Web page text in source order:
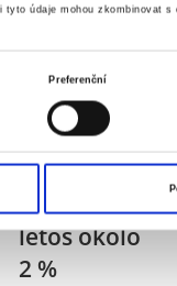
tyto údaje mohou
Preferenční
Průměrná
inflace v
roce 2025
na 2,5 %,
letos okolo
2 %